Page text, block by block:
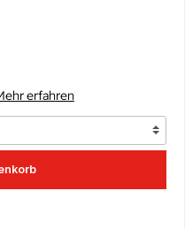
erfahren